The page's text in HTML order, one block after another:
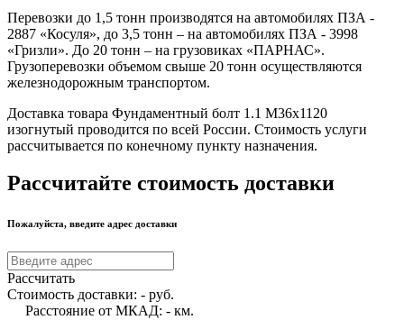
Перевозки до 1,5 тонн производятся на автомобилях ПЗА -
2887 «Косуля», до 3,5 тонн – на автомобилях ПЗА - 3998
«Гризли». До 20 тонн – на грузовиках «ПАРНАС».
Грузоперевозки объемом свыше 20 тонн осуществляются
железнодорожным транспортом.
Доставка товара Фундаментный болт 1.1 М36х1120
изогнутый проводится по всей России. Стоимость услуги
рассчитывается по конечному пункту назначения.
Рассчитайте стоимость доставки
Пожалуйста, введите адрес доставки
Рассчитать
Стоимость доставки: - руб.
Расстояние от МКАД: - км.